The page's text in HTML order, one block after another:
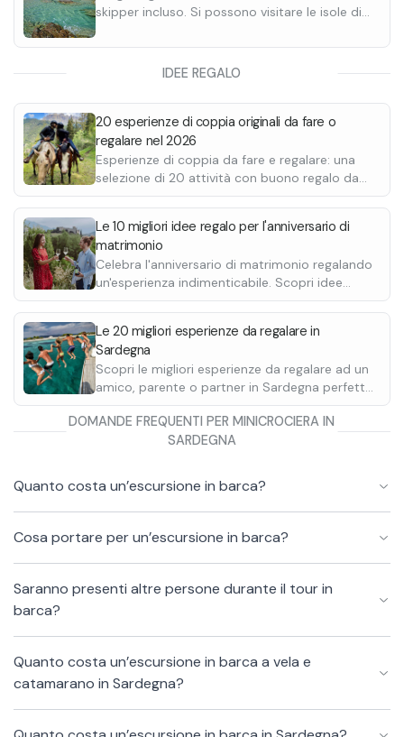
skipper incluso. Si possono visitare le isole di
snorkeling. Prezzi da 60€ a persona.
IDEE REGALO
20 esperienze di coppia originali da fare o
regalare nel 2026
Esperienze di coppia da fare e regalare: una
selezione di 20 attività con buono regalo da
stampare e personalizzare. Passeggiate a
cavallo, giornate alla spa, degustazioni, cene in
baita e molto altro.
Le 10 migliori idee regalo per l'anniversario di
matrimonio
Celebra l'anniversario di matrimonio regalando
un'esperienza indimenticabile. Scopri idee
uniche per sorprendere il proprio partner.
Le 20 migliori esperienze da regalare in
Sardegna
Scopri le migliori esperienze da regalare ad un
amico, parente o partner in Sardegna perfette
per ogni occasione.
DOMANDE FREQUENTI PER MINICROCIERA IN
SARDEGNA
Quanto costa un’escursione in barca?
Cosa portare per un’escursione in barca?
Saranno presenti altre persone durante il tour in
barca?
Quanto costa un’escursione in barca a vela e
catamarano in Sardegna?